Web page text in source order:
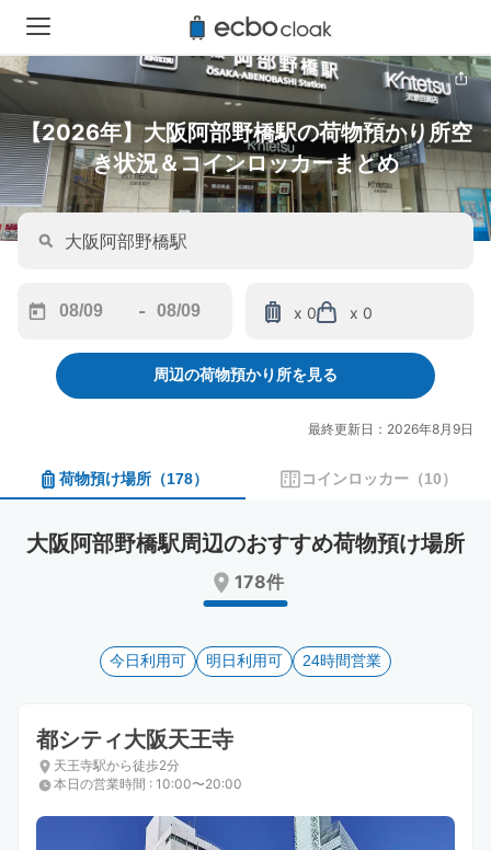
【2026年】大阪阿部野橋駅の荷物預かり所空
き状況＆コインロッカーまとめ
forward
interact
calendar
and
a
date.
the
keyboard
shortcuts
for
changing
-
backward
to
interact
and
a
date.
mark
key
the
keyboard
shortcuts
for
changing
dates.
x 0 x 0
周辺の荷物預かり所を見る
最終更新日：2026年8月9日
荷物預け場所 （178） コインロッカー （10）
大阪阿部野橋駅周辺のおすすめ荷物預け場所
178件
今日利用可 明日利用可 24時間営業
都シティ大阪天王寺
天王寺駅から徒歩2分
本日の営業時間 : 10:00〜20:00